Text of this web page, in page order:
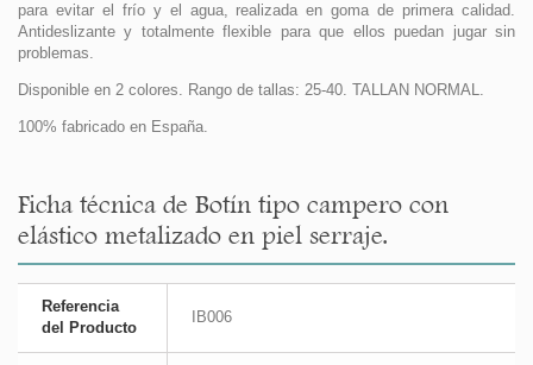
para evitar el frío y el agua, realizada en goma de primera calidad.
Antideslizante y totalmente flexible para que ellos puedan jugar sin
problemas.
Disponible en 2 colores. Rango de tallas: 25-40. TALLAN NORMAL.
100% fabricado en España.
Ficha técnica de Botín tipo campero con
elástico metalizado en piel serraje.
Referencia
del Producto
IB006